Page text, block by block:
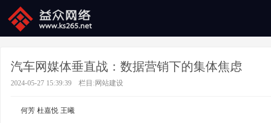
汽车网媒体垂直战：数据营销下的集体焦虑
2024-05-27 15:39:39 栏目: 网站建设
何芳 杜嘉悦 王曦